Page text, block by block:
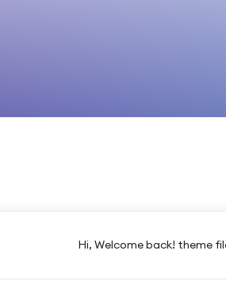
Hi, Welcome back! theme